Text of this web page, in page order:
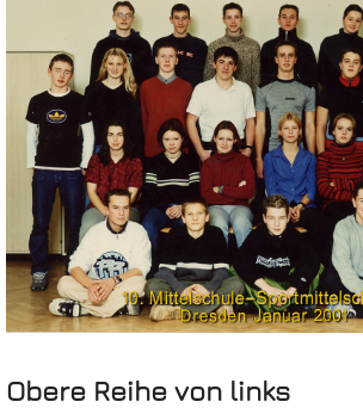
Obere Reihe von links